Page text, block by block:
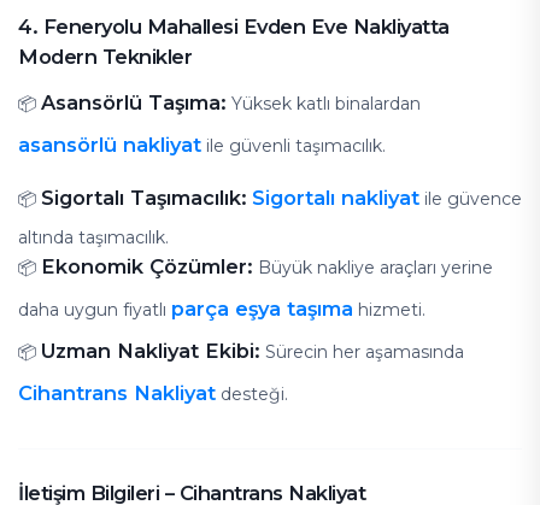
4. Feneryolu Mahallesi Evden Eve Nakliyatta
Modern Teknikler
📦 Asansörlü Taşıma: Yüksek katlı binalardan
asansörlü nakliyat ile güvenli taşımacılık.
📦 Sigortalı Taşımacılık: Sigortalı nakliyat ile güvence
altında taşımacılık.
📦 Ekonomik Çözümler: Büyük nakliye araçları yerine
daha uygun fiyatlı parça eşya taşıma hizmeti.
📦 Uzman Nakliyat Ekibi: Sürecin her aşamasında
Cihantrans Nakliyat desteği.
İletişim Bilgileri – Cihantrans Nakliyat